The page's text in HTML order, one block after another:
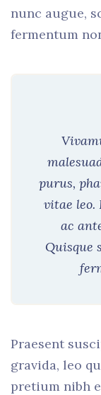
nunc augue,
fermentum
purus,
vitae leo.
ac
Quisque
Praesent
gravida, leo
pretium nibh